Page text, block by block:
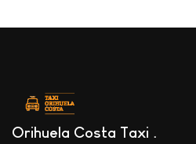
Orihuela Costa Taxi